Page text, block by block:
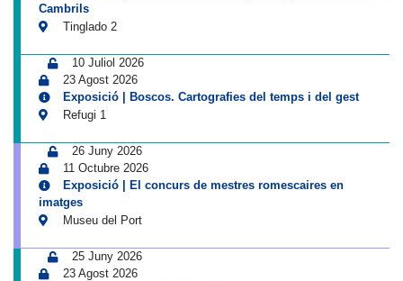
Cambrils
Tinglado 2
10 Juliol 2026
23 Agost 2026
Exposició | Boscos. Cartografies del temps i del gest
Refugi 1
26 Juny 2026
11 Octubre 2026
Exposició | El concurs de mestres romescaires en
imatges
Museu del Port
25 Juny 2026
23 Agost 2026